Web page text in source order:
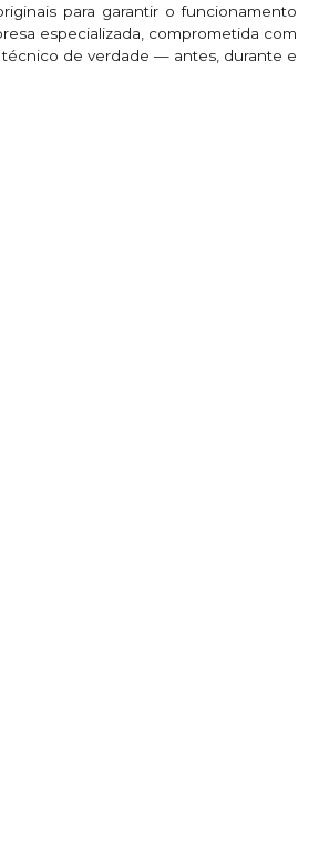
para garantir o funcionamento
especializada, comprometida com
de verdade — antes, durante e